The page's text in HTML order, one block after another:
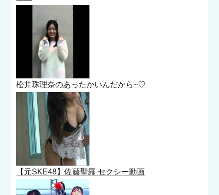
松井珠理奈のあったかいんだから~♡
【元SKE48】佐藤聖羅 セクシー動画